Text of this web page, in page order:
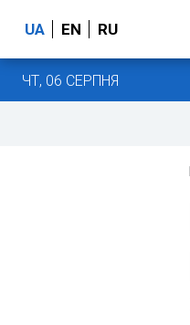
UA EN RU
ЧТ, 06 СЕРПНЯ